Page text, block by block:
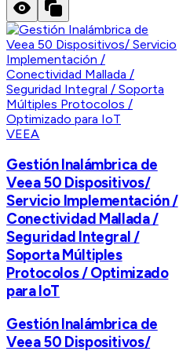
VEEA
Gestión Inalámbrica de
Veea 50 Dispositivos/
Servicio Implementación /
Conectividad Mallada /
Seguridad Integral /
Soporta Múltiples
Protocolos / Optimizado
para IoT
Gestión Inalámbrica de
Veea 50 Dispositivos/